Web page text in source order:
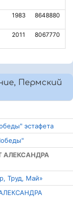
1983 8648880
2011 8067770
Пермский
эстафета
АЛЕКСАНДРА
Труд, Май»